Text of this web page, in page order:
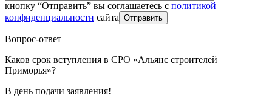
кнопку “Отправить” вы соглашаетесь с политикой
конфиденциальности сайта Отправить
Вопрос-ответ
Каков срок вступления в СРО «Альянс строителей
Приморья»?
В день подачи заявления!